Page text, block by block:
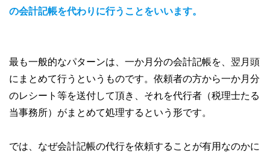
の会計記帳を代わりに行うことをいいます。
最も一般的なパターンは、一か月分の会計記帳を、翌月頭
にまとめて行うというものです。依頼者の方から一か月分
のレシート等を送付して頂き、それを代行者（税理士たる
当事務所）がまとめて処理するという形です。
では、なぜ会計記帳の代行を依頼することが有用なのかに